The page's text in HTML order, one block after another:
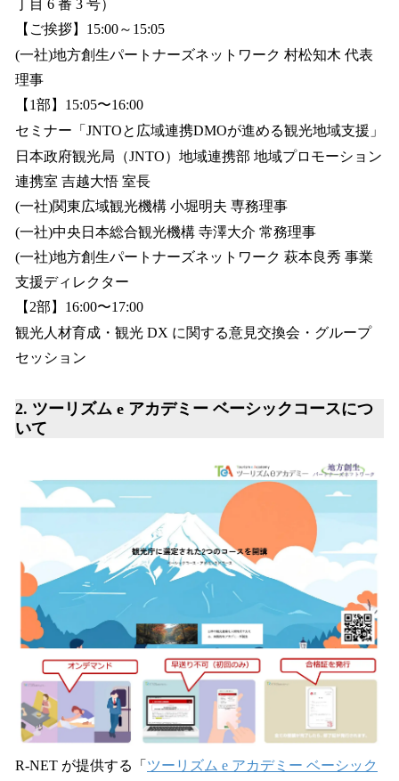
丁目 6 番 3 号）
【ご挨拶】15:00～15:05
(一社)地方創生パートナーズネットワーク 村松知木 代表
理事
【1部】15:05〜16:00
セミナー「JNTOと広域連携DMOが進める観光地域支援」
日本政府観光局（JNTO）地域連携部 地域プロモーション
連携室 吉越大悟 室長
(一社)関東広域観光機構 小堀明夫 専務理事
(一社)中央日本総合観光機構 寺澤大介 常務理事
(一社)地方創生パートナーズネットワーク 萩本良秀 事業
支援ディレクター
【2部】16:00〜17:00
観光人材育成・観光 DX に関する意見交換会・グループ
セッション
2. ツーリズム e アカデミー ベーシックコースにつ
いて
R-NET が提供する「 ツーリズム e アカデミー ベーシック